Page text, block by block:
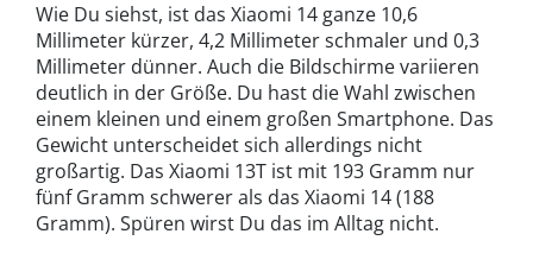
Wie Du siehst, ist das Xiaomi 14 ganze 10,6
Millimeter kürzer, 4,2 Millimeter schmaler und 0,3
Millimeter dünner. Auch die Bildschirme variieren
deutlich in der Größe. Du hast die Wahl zwischen
einem kleinen und einem großen Smartphone. Das
Gewicht unterscheidet sich allerdings nicht
großartig. Das Xiaomi 13T ist mit 193 Gramm nur
fünf Gramm schwerer als das Xiaomi 14 (188
Gramm). Spüren wirst Du das im Alltag nicht.